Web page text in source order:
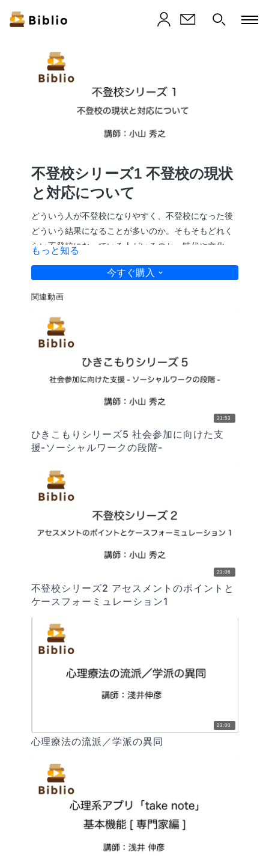
不登校シリーズ1 不登校の現状
と対応について
どういう人が不登校になりやすく、不登校になった後
どういう結果になることが多いのか。そもそもどれく
らい不登校になっている人がいるのか。時代や文化に
の動画は3本ある不登校の現状と対応についてを解説す
る動画の一本目です。
もっと知る
今すぐ購入
関連動画
31:53
ひきこもりシリーズ5 社会参加に向けた支
援-ソーシャルワークの段階-
23:06
不登校シリーズ2 アセスメントのポイントと
ケースフォーミュレーション1
23:00
心理療法の流派／学派の異同